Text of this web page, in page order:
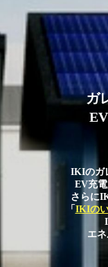
ガ
IKIのガ
EV充
さらに
「 IKIの
エ